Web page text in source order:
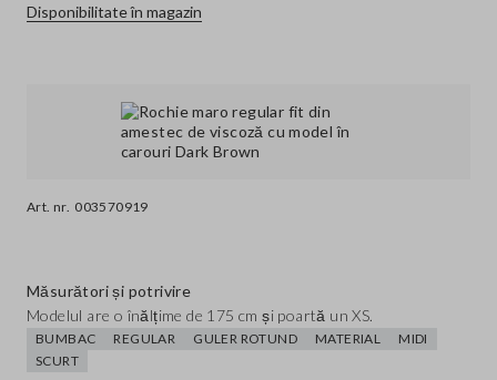
Art. nr. 003570919
Disponibilitate în magazin
Măsurători și potrivire
Modelul are o înălțime de 175 cm și poartă un XS.
BUMBAC REGULAR GULER ROTUND MATERIAL
MIDI
SCURT